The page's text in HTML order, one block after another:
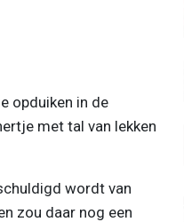
opduiken in de
met tal van lekken
wordt van
zou daar nog een